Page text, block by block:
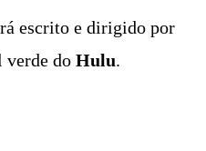
escrito e dirigido por
verde do Hulu.